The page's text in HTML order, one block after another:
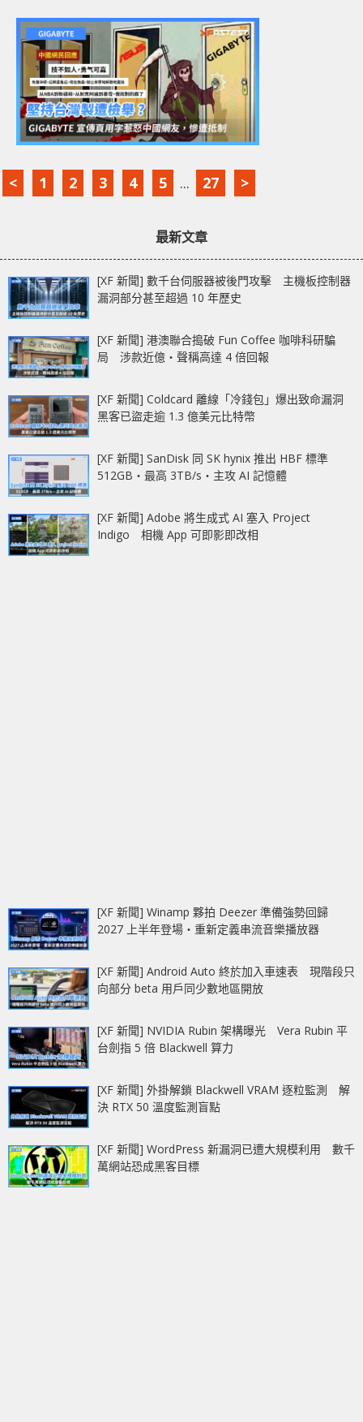
< 1 2 3 4 5 ... 27 >
最新文章
[XF 新聞] 數千台伺服器被後門攻擊 主機板控制器
漏洞部分甚至超過 10 年歷史
[XF 新聞] 港澳聯合搗破 Fun Coffee 咖啡科研騙
局 涉款近億‧聲稱高達 4 倍回報
[XF 新聞] Coldcard 離線「冷錢包」爆出致命漏洞
黑客已盜走逾 1.3 億美元比特幣
[XF 新聞] SanDisk 同 SK hynix 推出 HBF 標準
512GB‧最高 3TB/s‧主攻 AI 記憶體
[XF 新聞] Adobe 將生成式 AI 塞入 Project
Indigo 相機 App 可即影即改相
[XF 新聞] Winamp 夥拍 Deezer 準備強勢回歸
2027 上半年登場‧重新定義串流音樂播放器
[XF 新聞] Android Auto 終於加入車速表 現階段只
向部分 beta 用戶同少數地區開放
[XF 新聞] NVIDIA Rubin 架構曝光 Vera Rubin 平
台劍指 5 倍 Blackwell 算力
[XF 新聞] 外掛解鎖 Blackwell VRAM 逐粒監測 解
決 RTX 50 溫度監測盲點
[XF 新聞] WordPress 新漏洞已遭大規模利用 數千
萬網站恐成黑客目標